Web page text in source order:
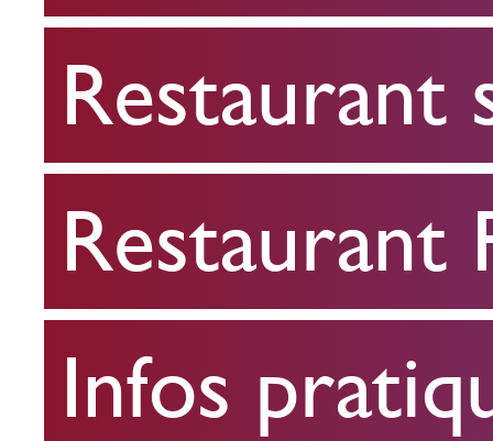
scolaire
Restaurant
FPA
Infos
pratiques
Restaurant
Restaurant
Infos